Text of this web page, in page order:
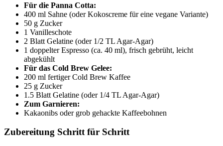
Für die Panna Cotta:
400 ml Sahne (oder Kokoscreme für eine vegane Variante)
50 g Zucker
1 Vanilleschote
2 Blatt Gelatine (oder 1/2 TL Agar-Agar)
1 doppelter Espresso (ca. 40 ml), frisch gebrüht, leicht
abgekühlt
Für das Cold Brew Gelee:
200 ml fertiger Cold Brew Kaffee
25 g Zucker
1.5 Blatt Gelatine (oder 1/4 TL Agar-Agar)
Zum Garnieren:
Kakaonibs oder grob gehackte Kaffeebohnen
Zubereitung Schritt für Schritt